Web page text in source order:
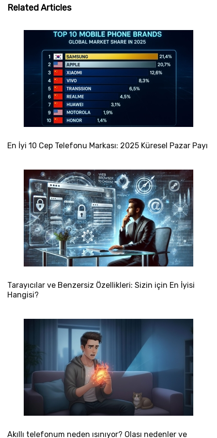
Related Articles
En İyi 10 Cep Telefonu Markası: 2025 Küresel Pazar Payı
Tarayıcılar ve Benzersiz Özellikleri: Sizin için En İyisi
Hangisi?
Akıllı telefonum neden ısınıyor? Olası nedenler ve